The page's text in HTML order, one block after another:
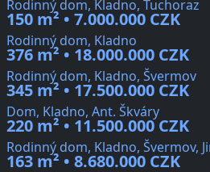
Rodinný dom, Kladno, Tuchoraz
150 m² • 7.000.000 CZK
Rodinný dom, Kladno
376 m² • 18.000.000 CZK
Rodinný dom, Kladno, Švermov
345 m² • 17.500.000 CZK
Dom, Kladno, Ant. Škváry
220 m² • 11.500.000 CZK
Rodinný dom, Kladno, Švermov,
163 m² • 8.680.000 CZK